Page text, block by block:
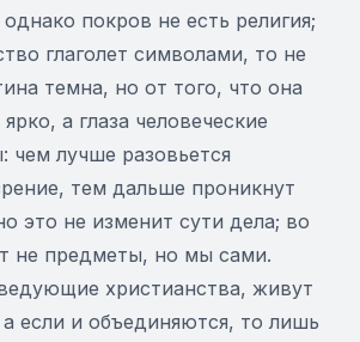
покров не есть религия;
глаголет символами, то не
темна, но от того, что она
а глаза человеческие
чем лучше разовьется
тем дальше проникнут
это не изменит сути дела; во
не предметы, но мы сами.
христианства, живут
если и объединяются, то лишь